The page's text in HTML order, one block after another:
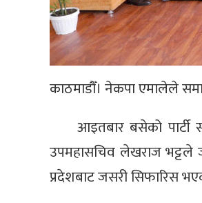
काठमाडौँ। नेकपा एमालेले
आइतबार बसेको
उपमहासचिव लेखराज भट्टले
प्रदेशबाट जसरी सिफारिस